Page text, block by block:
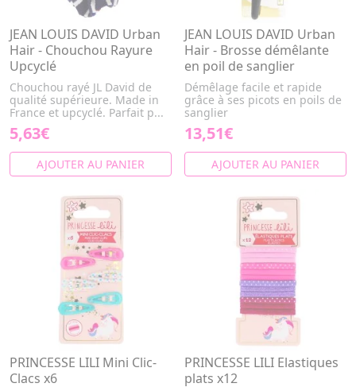
JEAN LOUIS DAVID Urban
Hair - Chouchou Rayure
Upcyclé
Chouchou rayé JL David de
qualité supérieure. Made in
France et upcyclé. Parfait p...
5,63€
AJOUTER AU PANIER
JEAN LOUIS DAVID Urban
Hair - Brosse démêlante
en poil de sanglier
Démêlage facile et rapide
grâce à ses picots en poils de
sanglier
13,51€
AJOUTER AU PANIER
PRINCESSE LILI Mini Clic-
Clacs x6
PRINCESSE LILI Elastiques
plats x12